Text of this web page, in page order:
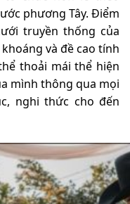
phương Tây. Điểm
truyền thống của
và đề cao tính
thoải mái thể hiện
mình thông qua mọi
nghi thức cho đến